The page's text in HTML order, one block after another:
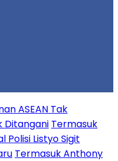
ASEAN Tak
Ditangani Termasuk
Polisi Listyo Sigit
Termasuk Anthony